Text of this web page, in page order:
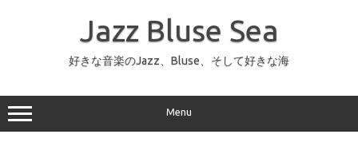
ッ
プ
Jazz Bluse Sea
好きな音楽のJazz、Bluse、そして好きな海
Menu